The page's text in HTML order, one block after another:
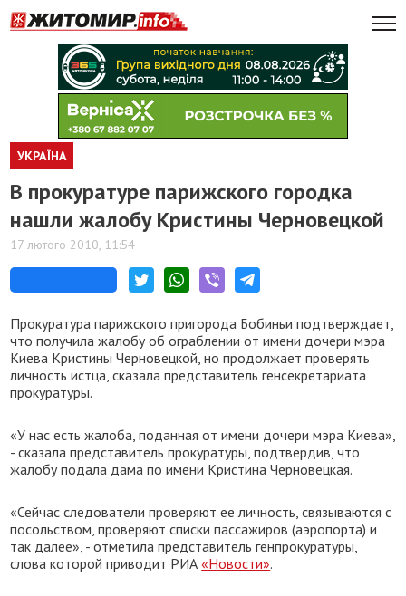
УКРАЇНА
В прокуратуре парижского городка
нашли жалобу Кристины Черновецкой
17 лютого 2010, 11:54
Прокуратура парижского пригорода Бобиньи подтверждает,
что получила жалобу об ограблении от имени дочери мэра
Киева Кристины Черновецкой, но продолжает проверять
личность истца, сказала представитель генсекретариата
прокуратуры.
«У нас есть жалоба, поданная от имени дочери мэра Киева»,
- сказала представитель прокуратуры, подтвердив, что
жалобу подала дама по имени Кристина Черновецкая.
«Сейчас следователи проверяют ее личность, связываются с
посольством, проверяют списки пассажиров (аэропорта) и
так далее», - отметила представитель генпрокуратуры,
слова которой приводит РИА«Новости».